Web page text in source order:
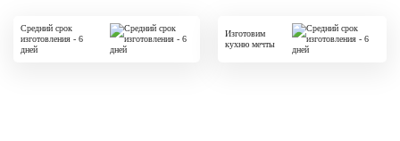
Средний срок
изготовления - 6
дней
Изготовим
кухню мечты